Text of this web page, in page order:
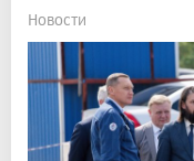
Новости